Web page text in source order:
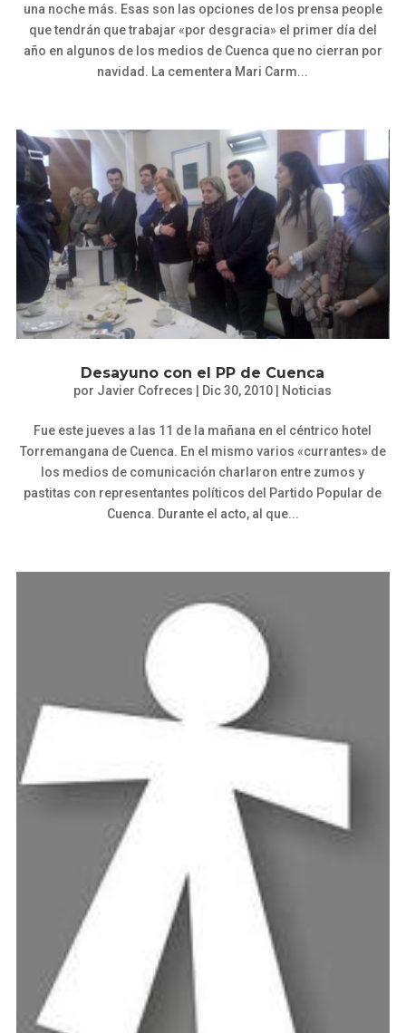
una noche más. Esas son las opciones de los prensa people
que tendrán que trabajar «por desgracia» el primer día del
año en algunos de los medios de Cuenca que no cierran por
navidad. La cementera Mari Carm...
Desayuno con el PP de Cuenca
por Javier Cofreces Dic 30, 2010 Noticias
Fue este jueves a las 11 de la mañana en el céntrico hotel
Torremangana de Cuenca. En el mismo varios «currantes» de
los medios de comunicación charlaron entre zumos y
pastitas con representantes políticos del Partido Popular de
Cuenca. Durante el acto, al que...